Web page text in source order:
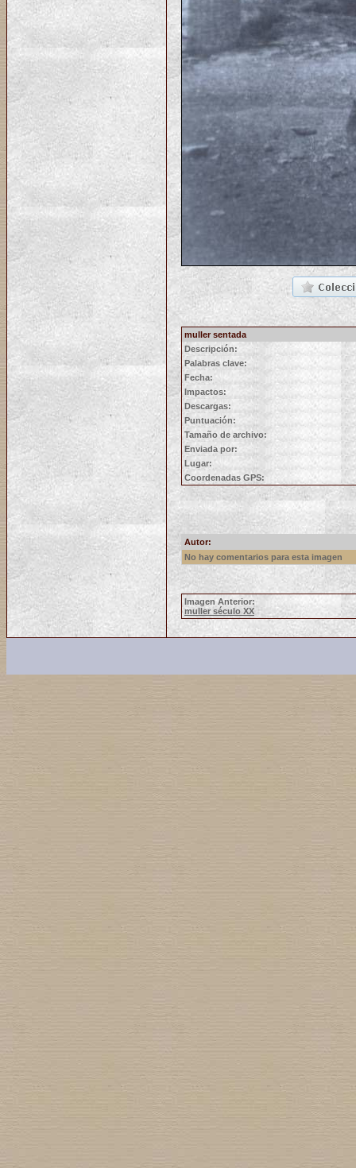
muller sentada
Descripción:
Palabras clave:
Fecha:
Impactos:
Descargas:
Puntuación:
Tamaño de archivo:
Enviada por:
Lugar:
Coordenadas GPS:
Autor:
No hay comentarios para esta imagen
Imagen Anterior:
muller século XX